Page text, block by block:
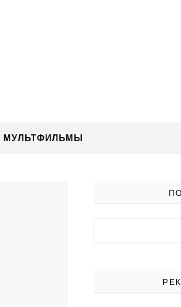
МУЛЬТФИЛЬМЫ